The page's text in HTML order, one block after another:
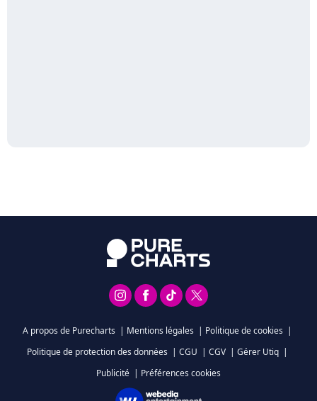
A propos de Purecharts | Mentions légales | Politique de cookies |
Politique de protection des données | CGU | CGV | Gérer Utiq |
Publicité | Préférences cookies